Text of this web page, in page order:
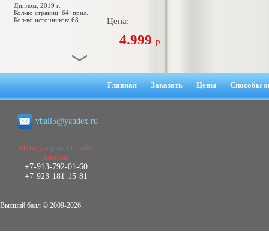
Диплом, 2019 г.
Кол-во страниц: 64+прил.
Кол-во источников: 68
Цена:
4.999 р
Диплом Взаимосвязь эмпатии и
негативных эмоциональных состояний
Диплом, 2021 г.
Кол-во страниц: 51+прил.
Кол-во источников: 77
Диплом Виндикационный иск
Главная Заказать Цены Способы
vball5@yandex.ru
Менеджер по он-лайн
заказам
+7-913-792-01-60
+7-923-181-15-81
Высший балл © 2009-2026.